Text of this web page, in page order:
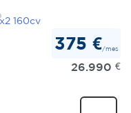
375 €/mes
26.990 €